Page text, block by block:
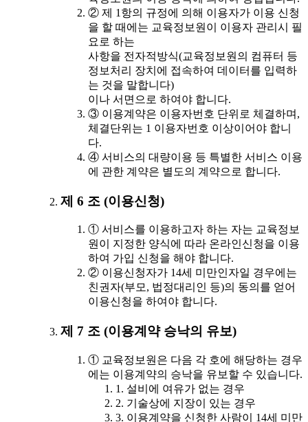
② 제 1항의 규정에 의해 이용자가 이용 신청
을 할 때에는 교육정보원이 이용자 관리시 필
요로 하는
사항을 전자적방식(교육정보원의 컴퓨터 등
정보처리 장치에 접속하여 데이터를 입력하
는 것을 말합니다)
이나 서면으로 하여야 합니다.
③ 이용계약은 이용자번호 단위로 체결하며,
체결단위는 1 이용자번호 이상이어야 합니
다.
④ 서비스의 대량이용 등 특별한 서비스 이용
에 관한 계약은 별도의 계약으로 합니다.
제 6 조 (이용신청)
① 서비스를 이용하고자 하는 자는 교육정보
원이 지정한 양식에 따라 온라인신청을 이용
하여 가입 신청을 해야 합니다.
② 이용신청자가 14세 미만인자일 경우에는
친권자(부모, 법정대리인 등)의 동의를 얻어
이용신청을 하여야 합니다.
제 7 조 (이용계약 승낙의 유보)
① 교육정보원은 다음 각 호에 해당하는 경우
에는 이용계약의 승낙을 유보할 수 있습니다.
1. 설비에 여유가 없는 경우
2. 기술상에 지장이 있는 경우
3. 이용계약을 신청한 사람이 14세 미만